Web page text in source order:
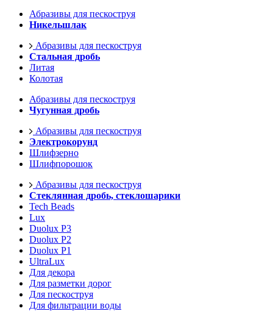
Абразивы для пескоструя
Никельшлак
Абразивы для пескоструя
Стальная дробь
Литая
Колотая
Абразивы для пескоструя
Чугунная дробь
Абразивы для пескоструя
Электрокорунд
Шлифзерно
Шлифпорошок
Абразивы для пескоструя
Стеклянная дробь, стеклошарики
Tech Beads
Lux
Duolux P3
Duolux P2
Duolux P1
UltraLux
Для декора
Для разметки дорог
Для пескоструя
Для фильтрации воды